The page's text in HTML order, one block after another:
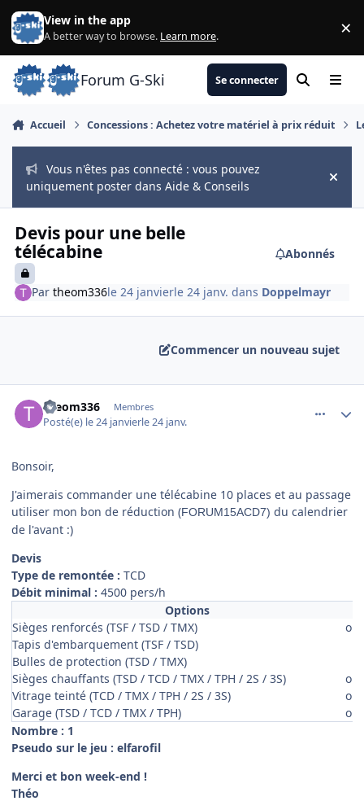
Aller au contenu
View in the app
A better way to browse. Learn more. ×
Forum G-Ski Se connecter Rechercher
Menu
Accueil Concessions : Achetez votre matériel à prix réduit
Vous n'êtes pas connecté : vous pouvez
uniquement poster dans Aide & Conseils
Hide
Devis pour une belle
télécabine
Abonnés
Partheom336le 24 janvierle 24 janv. dans Doppelmayr
Commencer un nouveau sujet
theom336 Membres
Posté(e) le 24 janvierle 24 janv.
Bonsoir,
J'aimerais commander une télécabine 10 places et au passage
utiliser mon bon de réduction (FORUM15ACD7) du calendrier
de l'avant :)
Devis
Type de remontée : TCD
Débit minimal : 4500 pers/h
Options
Sièges renforcés (TSF / TSD / TMX)
oui
Tapis d'embarquement (TSF / TSD)
Bulles de protection (TSD / TMX)
Sièges chauffants (TSD / TCD / TMX / TPH / 2S / 3S)
oui
Vitrage teinté (TCD / TMX / TPH / 2S / 3S)
oui
Garage (TSD / TCD / TMX / TPH)
oui
Nombre : 1
Pseudo sur le jeu : elfarofil
Merci et bon week-end !
Théo